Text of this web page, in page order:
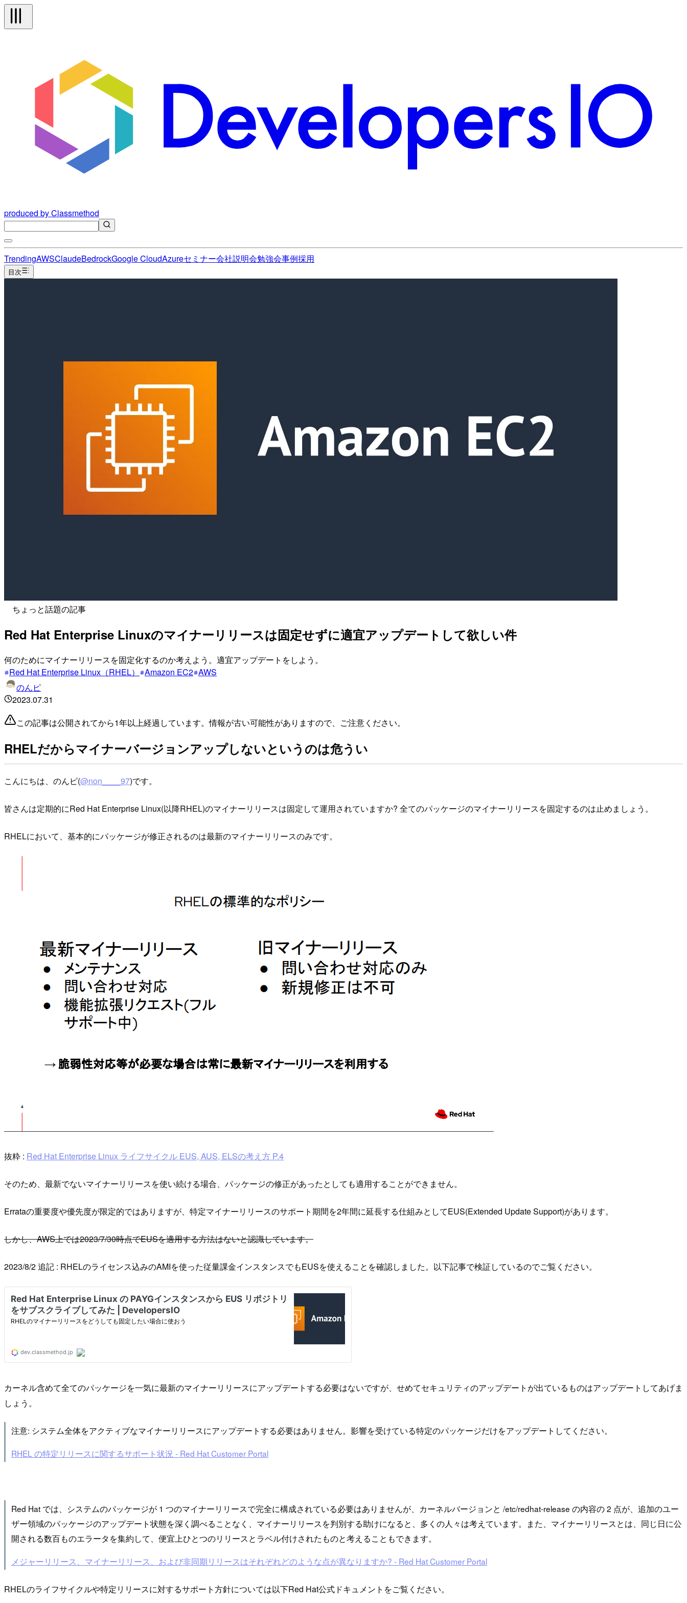
produced by Classmethod
TrendingAWSClaudeBedrockGoogle CloudAzureセミナー会社説明会勉強会事例採用
目次
ちょっと話題の記事
Red Hat Enterprise Linuxのマイナーリリースは固定せずに適宜アップデートして欲しい件
何のためにマイナーリリースを固定化するのか考えよう。適宜アップデートをしよう。
Red Hat Enterprise Linux（RHEL）
Amazon EC2 AWS
のんピ
2023.07.31
この記事は公開されてから1年以上経過しています。情報が古い可能性がありますので、ご注意ください。
RHELだからマイナーバージョンアップしないというのは危うい
こんにちは、のんピ(@non____97)です。
皆さんは定期的にRed Hat Enterprise Linux(以降RHEL)のマイナーリリースは固定して運用されていますか? 全てのパッケージのマイナーリリースを固定するのは止めましょう。
RHELにおいて、基本的にパッケージが修正されるのは最新のマイナーリリースのみです。
抜粋 : Red Hat Enterprise Linux ライフサイクル EUS, AUS, ELSの考え方 P.4
そのため、最新でないマイナーリリースを使い続ける場合、パッケージの修正があったとしても適用することができません。
Errataの重要度や優先度が限定的ではありますが、特定マイナーリリースのサポート期間を2年間に延長する仕組みとしてEUS(Extended Update Support)があります。
しかし、AWS上では2023/7/30時点でEUSを適用する方法はないと認識しています。
2023/8/2 追記 : RHELのライセンス込みのAMIを使った従量課金インスタンスでもEUSを使えることを確認しました。以下記事で検証しているのでご覧ください。
カーネル含めて全てのパッケージを一気に最新のマイナーリリースにアップデートする必要はないですが、せめてセキュリティのアップデートが出ているものはアップデートしてあげま
しょう。
注意: システム全体をアクティブなマイナーリリースにアップデートする必要はありません。影響を受けている特定のパッケージだけをアップデートしてください。
RHEL の特定リリースに関するサポート状況 - Red Hat Customer Portal
Red Hat では、システムのパッケージが 1 つのマイナーリリースで完全に構成されている必要はありませんが、カーネルバージョンと /etc/redhat-release の内容の 2 点が、追加のユー
ザー領域のパッケージのアップデート状態を深く調べることなく、マイナーリリースを判別する助けになると、多くの人々は考えています。また、マイナーリリースとは、同じ日に公
開される数百ものエラータを集約して、便宜上ひとつのリリースとラベル付けされたものと考えることもできます。
メジャーリリース、マイナーリリース、および非同期リリースはそれぞれどのような点が異なりますか? - Red Hat Customer Portal
RHELのライフサイクルや特定リリースに対するサポート方針については以下Red Hat公式ドキュメントをご覧ください。